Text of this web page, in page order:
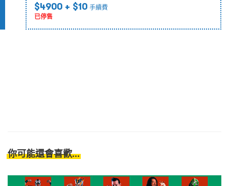
$4900 + $10 手續費
已停售
你可能還會喜歡...